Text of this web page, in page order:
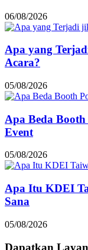
06/08/2026
Apa yang
Acara?
05/08/2026
Apa Beda
Event
05/08/2026
Apa Itu KDEI
Sana
05/08/2026
Dapatkan